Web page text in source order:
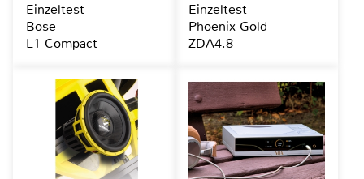
Einzeltest
Bose
L1 Compact
Einzeltest
Phoenix Gold
ZDA4.8